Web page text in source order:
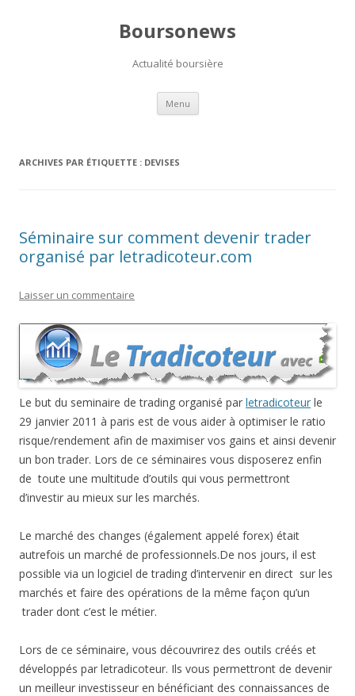
Boursonews
Actualité boursière
Menu Aller
contenu
ARCHIVES PAR ÉTIQUETTE : DEVISES
Séminaire sur comment devenir trader
organisé par letradicoteur.com
Laisser un commentaire
Le but du seminaire de trading organisé par letradicoteur le
29 janvier 2011 à paris est de vous aider à optimiser le ratio
risque/rendement afin de maximiser vos gains et ainsi devenir
un bon trader. Lors de ce séminaires vous disposerez enfin
de toute une multitude d’outils qui vous permettront
d’investir au mieux sur les marchés.
Le marché des changes (également appelé forex) était
autrefois un marché de professionnels.De nos jours, il est
possible via un logiciel de trading d’intervenir en direct sur les
marchés et faire des opérations de la même façon qu’un
trader dont c’est le métier.
Lors de ce séminaire, vous découvrirez des outils créés et
développés par letradicoteur. Ils vous permettront de devenir
un meilleur investisseur en bénéficiant des connaissances de